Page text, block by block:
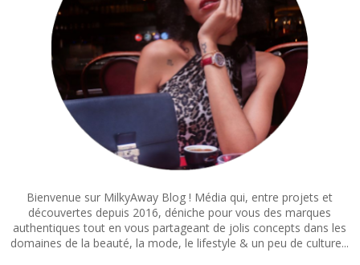
Bienvenue sur MilkyAway Blog ! Média qui, entre projets et
découvertes depuis 2016, déniche pour vous des marques
authentiques tout en vous partageant de jolis concepts dans les
domaines de la beauté, la mode, le lifestyle & un peu de culture...